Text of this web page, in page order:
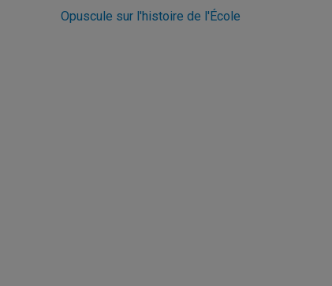
Opuscule sur l'histoire de l'École